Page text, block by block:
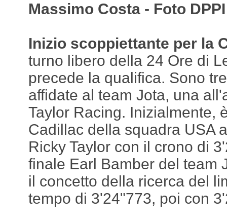
Massimo Costa - Foto DPPI
Inizio scoppiettante per la
turno libero della 24 Ore di
precede la qualifica. Sono
affidate al team Jota, una
Taylor Racing. Inizialmente,
Cadillac della squadra USA
Ricky Taylor con il crono di
finale Earl Bamber del team
il concetto della ricerca del
tempo di 3'24"773, poi con